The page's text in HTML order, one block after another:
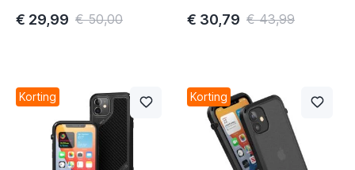
€ 29,99 € 50,00 € 30,79 € 43,99
Korting Korting